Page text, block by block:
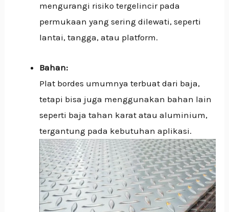
mengurangi risiko tergelincir pada
permukaan yang sering dilewati, seperti
lantai, tangga, atau platform.
Bahan:
Plat bordes umumnya terbuat dari baja,
tetapi bisa juga menggunakan bahan lain
seperti baja tahan karat atau aluminium,
tergantung pada kebutuhan aplikasi.